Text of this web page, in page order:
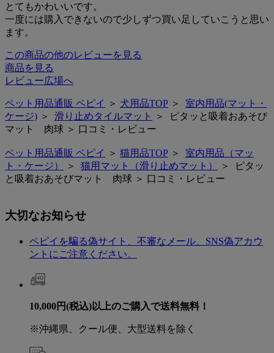
とてもかわいいです。
一度には購入できないので少しずつ買い足していこうと思い
ます。
この商品の他のレビューを見る
商品を見る
レビュー広場へ
ペット用品通販 ペピイ ＞ 犬用品TOP ＞ 室内用品(マット・
ケージ) ＞ 滑り止めタイルマット
＞ ピタッと吸着おあそび
マット 肉球 ＞ 口コミ・レビュー
ペット用品通販 ペピイ ＞ 猫用品TOP ＞ 室内用品（マッ
ト・ケージ）
＞ 猫用マット（滑り止めマット）
＞ ピタッ
と吸着おあそびマット 肉球 ＞ 口コミ・レビュー
大切なお知らせ
ペピイを騙る偽サイト、不審なメール、SNS偽アカウ
ントにご注意ください。
10,000円(税込)以上のご購入で送料無料！
※沖縄県、クール便、大型送料を除く